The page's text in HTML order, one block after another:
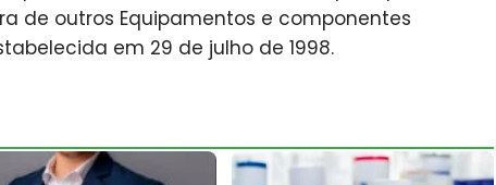
de outros Equipamentos e componentes
em 29 de julho de 1998.